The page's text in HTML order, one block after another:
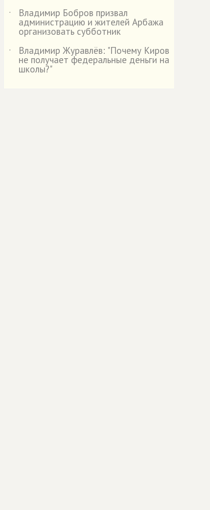
˙
Владимир Бобров призвал
администрацию и жителей Арбажа
организовать субботник
˙
Владимир Журавлёв: "Почему Киров
не получает федеральные деньги на
школы?"